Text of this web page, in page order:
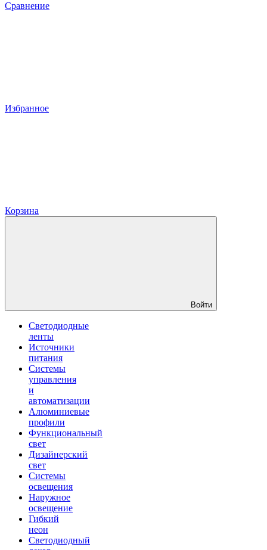
Сравнение
Избранное
Корзина
Войти
Светодиодные
ленты
Источники
питания
Системы
управления
и
автоматизации
Алюминиевые
профили
Функциональный
свет
Дизайнерский
свет
Системы
освещения
Наружное
освещение
Гибкий
неон
Светодиодный